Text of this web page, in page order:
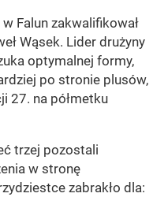
Falun zakwalifikował
Wąsek. Lider drużyny
optymalnej formy,
po stronie plusów,
27. na półmetku
trzej pozostali
w stronę
zabrakło dla: